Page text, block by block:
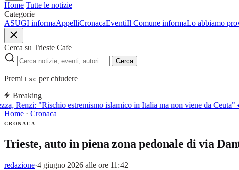
Home Tutte le notizie
Categorie
ASUGI informaAppelliCronacaEventiIl Comune informaLo abbiamo
Cerca su Trieste Cafe
Cerca
Premi Esc per chiudere
Breaking
Renzi: "Rischio estremismo islamico in Italia ma non viene da Ceuta"◆
Home · Cronaca
CRONACA
Trieste, auto in piena zona pedonale di via
redazione·4 giugno 2026 alle ore 11:42